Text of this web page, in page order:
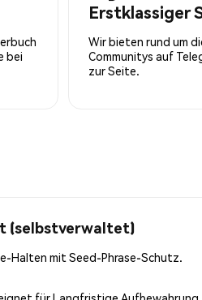
bei
Erstklassiger
Wir bieten rund um
Communitys auf
zur Seite.
(selbstverwaltet)
Halten mit Seed-Phrase-Schutz.